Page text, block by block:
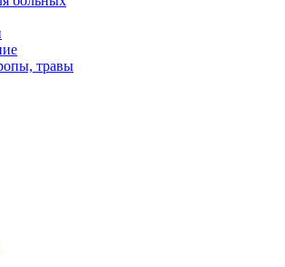
травы